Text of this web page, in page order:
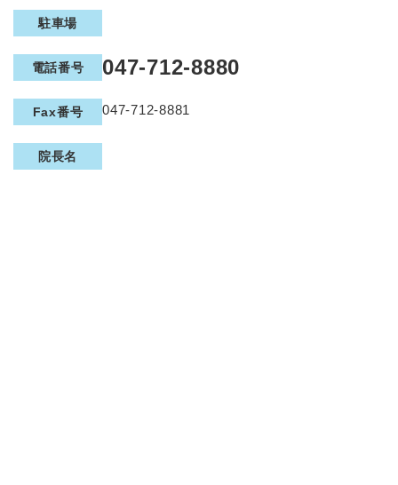
細
報
駐車場
電話番号 047-712-8880
Fax番号 047-712-8881
院長名